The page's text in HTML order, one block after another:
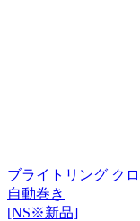
ブライトリング ク
自動巻き
[NS※新品]